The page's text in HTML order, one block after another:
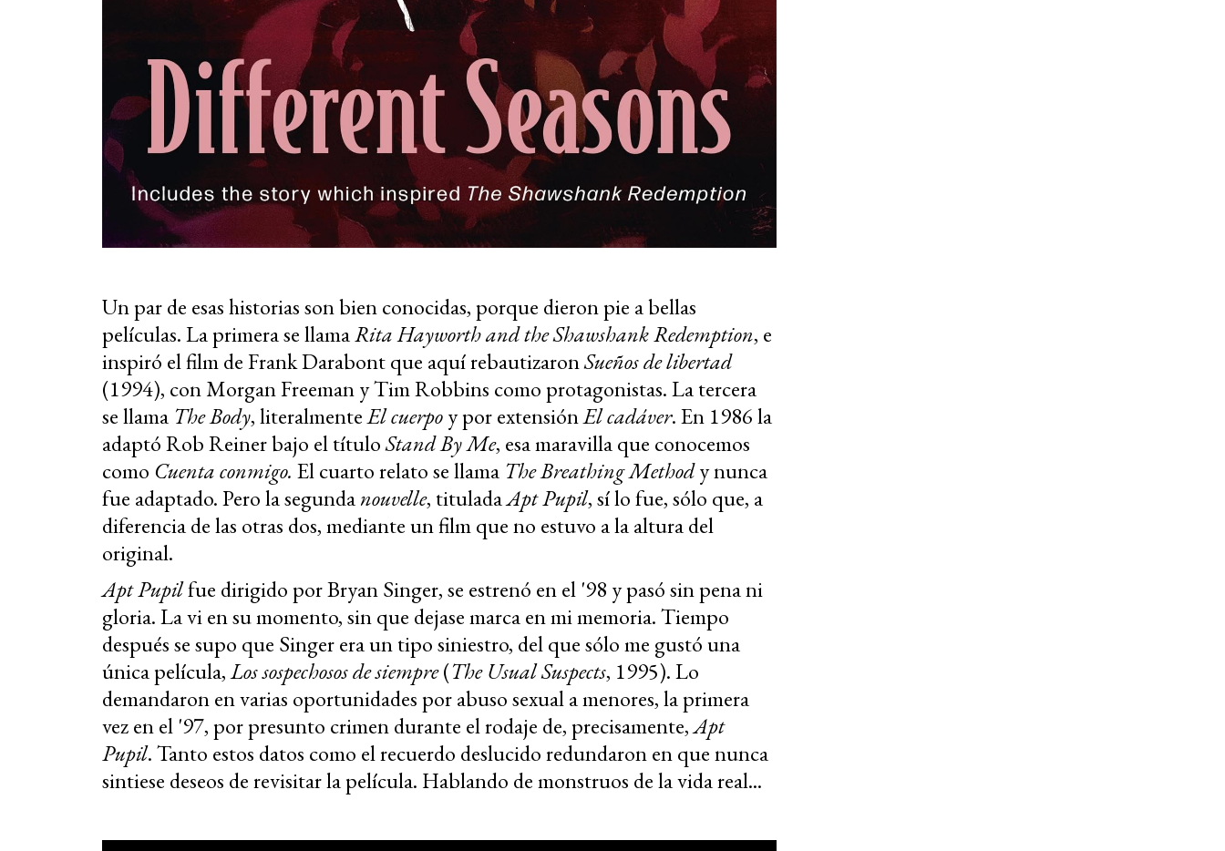
Un par de esas historias son bien conocidas, porque dieron pie a bellas
películas. La primera se llamaRita Hayworth and the Shawshank Redemption, e
inspiró el film de Frank Darabont que aquí rebautizaronSueños de libertad
(1994), con Morgan Freeman y Tim Robbins como protagonistas. La tercera
se llama The Body, literalmenteEl cuerpoy por extensiónEl cadáver. En 1986 la
adaptó Rob Reiner bajo el títuloStand By Me, esa maravilla que conocemos
como Cuenta conmigo. El cuarto relato se llama The Breathing Methody nunca
fue adaptado. Pero la segundanouvelle, tituladaApt Pupil, sí lo fue, sólo que, a
diferencia de las otras dos, mediante un film que no estuvo a la altura del
original.
Apt Pupilfue dirigido por Bryan Singer, se estrenó en el '98 y pasó sin pena ni
gloria. La vi en su momento, sin que dejase marca en mi memoria. Tiempo
después se supo que Singer era un tipo siniestro, del que sólo me gustó una
única película,Los sospechosos de siempre(The Usual Suspects, 1995). Lo
demandaron en varias oportunidades por abuso sexual a menores, la primera
vez en el '97, por presunto crimen durante el rodaje de, precisamente,Apt
Pupil. Tanto estos datos como el recuerdo deslucido redundaron en que nunca
sintiese deseos de revisitar la película. Hablando de monstruos de la vida real...